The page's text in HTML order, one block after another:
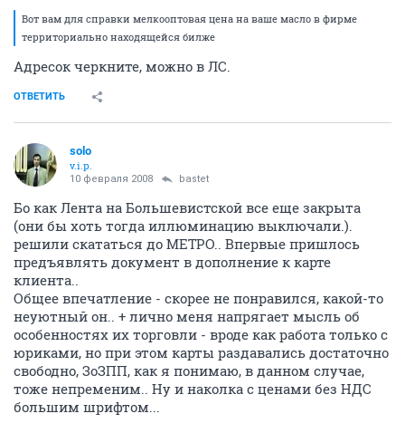
Вот вам для справки мелкооптовая цена на ваше масло в фирме
территориально находящейся билже
Адресок черкните, можно в ЛС.
ОТВЕТИТЬ
solo
v.i.p.
10 февраля 2008 bastet
Бо как Лента на Большевистской все еще закрыта
(они бы хоть тогда иллюминацию выключали.).
решили скататься до МЕТРО.. Впервые пришлось
предъявлять документ в дополнение к карте
клиента..
Общее впечатление - скорее не понравился, какой-то
неуютный он.. + лично меня напрягает мысль об
особенностях их торговли - вроде как работа только с
юриками, но при этом карты раздавались достаточно
свободно, ЗоЗПП, как я понимаю, в данном случае,
тоже непременим.. Ну и наколка с ценами без НДС
большим шрифтом...